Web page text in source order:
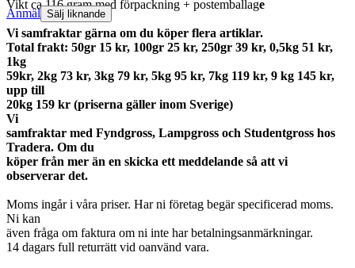
Vikt ca 116 gram med förpackning + postemballage
Vi samfraktar gärna om du köper flera artiklar.
Total frakt: 50gr 15 kr, 100gr 25 kr, 250gr 39 kr, 0,5kg 51 kr,
1kg
59kr, 2kg 73 kr, 3kg 79 kr, 5kg 95 kr, 7kg 119 kr, 9 kg 145 kr,
upp till
20kg 159 kr (priserna gäller inom Sverige)
Vi
samfraktar med Fyndgross, Lampgross och Studentgross hos
Tradera. Om du
köper från mer än en skicka ett meddelande så att vi
observerar det.
Moms ingår i våra priser. Har ni företag begär specificerad moms.
Ni kan
även fråga om faktura om ni inte har betalningsanmärkningar.
14 dagars full returrätt vid oanvänd vara.
Anmäl Sälj liknande